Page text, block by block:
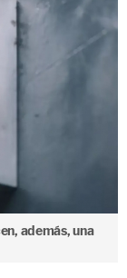
además, una